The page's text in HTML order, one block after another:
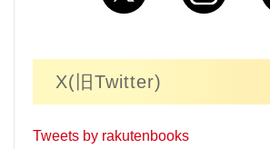
X(旧Twitter)
Tweets by rakutenbooks